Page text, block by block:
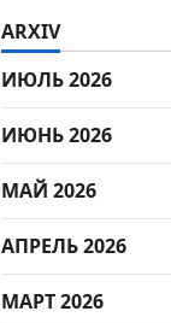
ARXIV
ИЮЛЬ 2026
ИЮНЬ 2026
МАЙ 2026
АПРЕЛЬ 2026
МАРТ 2026